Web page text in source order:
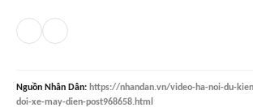
Nguồn Nhân Dân: https://nhandan.vn/video-ha-noi-du-
doi-xe-may-dien-post968658.html